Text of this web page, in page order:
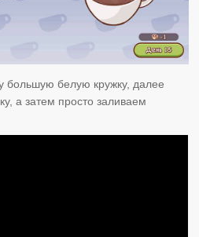
большую белую кружку, далее
а затем просто заливаем